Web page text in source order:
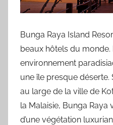
Bunga Raya Island
beaux hôtels du
environnement
une île presque déserte.
au large de la ville de
la Malaisie, Bunga
d’une végétation